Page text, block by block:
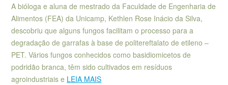
A bióloga e aluna de mestrado da Faculdade de Engenharia de
Alimentos (FEA) da Unicamp, Kethlen Rose Inácio da Silva,
descobriu que alguns fungos facilitam o processo para a
degradação de garrafas à base de politereftalato de etileno –
PET. Vários fungos conhecidos como basidiomicetos de
podridão branca, têm sido cultivados em resíduos
agroindustriais e LEIA MAIS